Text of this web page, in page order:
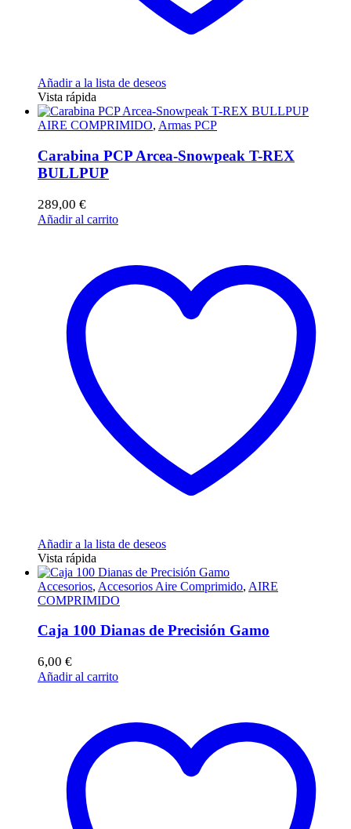
Añadir a la lista de deseos
Vista rápida
AIRE COMPRIMIDO, Armas PCP
Carabina PCP Arcea-Snowpeak T-REX
BULLPUP
289,00 €
Añadir al carrito
Añadir a la lista de deseos
Vista rápida
Accesorios, Accesorios Aire Comprimido, AIRE
COMPRIMIDO
Caja 100 Dianas de Precisión Gamo
6,00 €
Añadir al carrito